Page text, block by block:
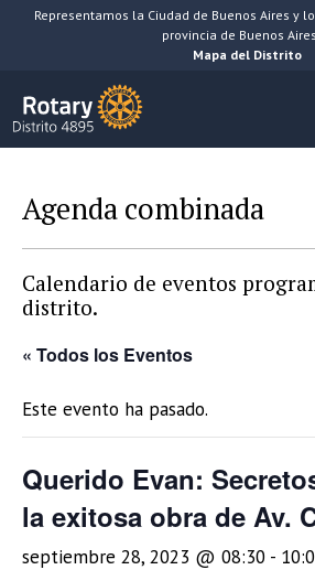
SaltarRepresentamos la Ciudad de Buenos Aires y
provincia de Buenos
Mapa del Distrito
Agenda combinada
Calendario de eventos
distrito.
« Todos los Eventos
Este evento ha pasado.
Querido Evan:
la exitosa obra de Av.
septiembre 28, 2023 @ 08:30 -